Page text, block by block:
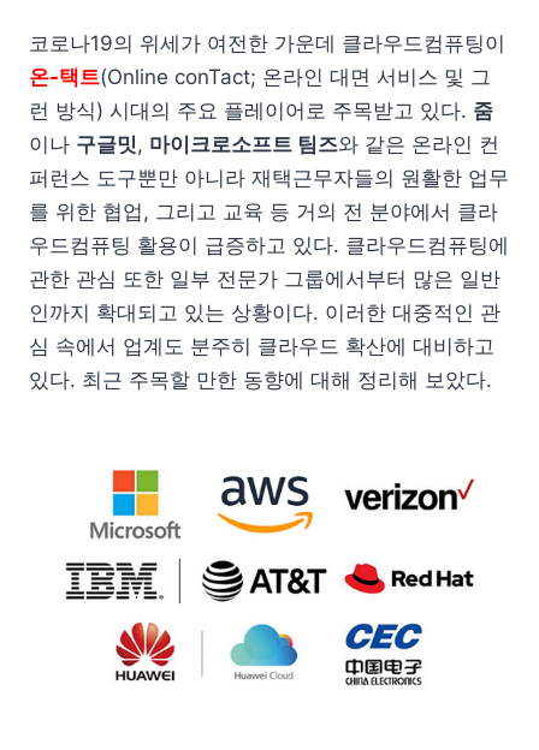
코로나19의 위세가 여전한 가운데 클라우드컴퓨팅이
온-택트(Online conTact; 온라인 대면 서비스 및 그
런 방식) 시대의 주요 플레이어로 주목받고 있다. 줌
이나 구글밋, 마이크로소프트 팀즈와 같은 온라인 컨
퍼런스 도구뿐만 아니라 재택근무자들의 원활한 업무
를 위한 협업, 그리고 교육 등 거의 전 분야에서 클라
우드컴퓨팅 활용이 급증하고 있다. 클라우드컴퓨팅에
관한 관심 또한 일부 전문가 그룹에서부터 많은 일반
인까지 확대되고 있는 상황이다. 이러한 대중적인 관
심 속에서 업계도 분주히 클라우드 확산에 대비하고
있다. 최근 주목할 만한 동향에 대해 정리해 보았다.